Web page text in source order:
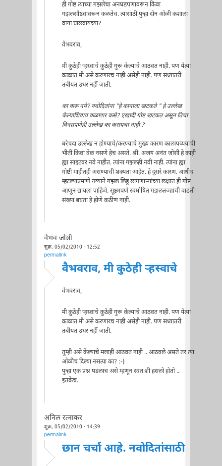
ही गोष्ट त्याच्या गझलेचा अनघडपणावरून किंवा
गझलसौष्ठवावरून कळतेच. त्यासाठी पुन्हा दोन ओळी कशाला
वाया घालवायच्या?
वैभवराव,
मी कुठेही ऱ्हस्वाचे कुठेही गुरू केल्याचे आठवत नाही. पण येत्या
काळात मी असे करणारच नाही असेही नाही. पण सध्यातरी
तबीयत उधर नहीं जाती.
का करू नये? नवोदितांना "हे कानाला खटकते " हे उल्लेख
केल्याशिवाय कळणार कसे? एखादी गोष्ट खटकत असून तिचा
विनम्रपणेही उल्लेख का करायचा नाही ?
बरेचदा उल्लेख न होण्याचे/करण्याचे मुख्य कारण कालापव्ययाची
भीती किंवा वेळ नसणे हेच असते. श्री. अजय अनंत जोशी हे काही
ह्या साइटवर नवे नाहीत. त्यांना गझलही नवी नाही. त्यांना ह्या
गोष्टी माहीतही असण्याची शक्यता आहेत. हे दुसरे कारण. आधीच
म्हटल्याप्रमाणे नव्याने गझल लिहू लागणाऱ्यांच्या लक्षात ही गोष्ट
आणून द्यायला पाहिजे. सूक्ष्मपणे स्वघोषित गझलतज्ज्ञांची वाढती
संख्या बघता हे होणे कठीण नाही.
वैभव जोशी
शुक्र, 05/02/2010 - 12:52
permalink
वैभवराव, मी कुठेही ऱ्हस्वाचे
वैभवराव,
मी कुठेही ऱ्हस्वाचे कुठेही गुरू केल्याचे आठवत नाही. पण येत्या
काळात मी असे करणारच नाही असेही नाही. पण सध्यातरी
तबीयत उधर नहीं जाती.
तुम्ही असे केल्याचे मलाही आठवत नाही .. आठवले असते तर त्या
ओळीच दिल्या नसत्या का? :-)
पुन्हा एक प्रश्न पडलाच असे म्हणून स्वतःशी हसलो होतो ..
इतकेच.
अनिल रत्नाकर
शुक्र, 05/02/2010 - 14:39
permalink
छान चर्चा आहे. नवोदितांसाठी